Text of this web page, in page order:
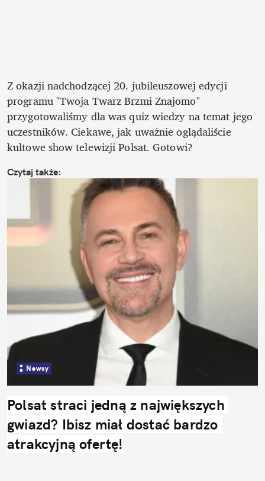
Z okazji nadchodzącej 20. jubileuszowej edycji
programu "Twoja Twarz Brzmi Znajomo"
przygotowaliśmy dla was quiz wiedzy na temat jego
uczestników. Ciekawe, jak uważnie oglądaliście
kultowe show telewizji Polsat. Gotowi?
Czytaj także:
Newsy
Polsat straci jedną z największych
gwiazd? Ibisz miał dostać bardzo
atrakcyjną ofertę!